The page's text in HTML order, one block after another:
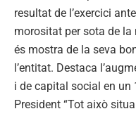
resultat de l’exercici
morositat per sota de
és mostra de la seva
l’entitat. Destaca
i de capital social en un
President “Tot això